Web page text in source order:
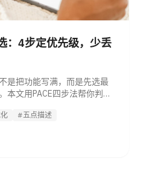
：4步定优先级，少丢
是把功能写满，而是先选最
本文用PACE四步法帮你判断
#五点描述